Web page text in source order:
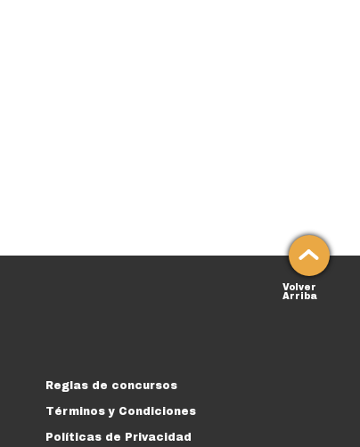
Volver
Arriba
Reglas de concursos
Términos y Condiciones
Políticas de Privacidad